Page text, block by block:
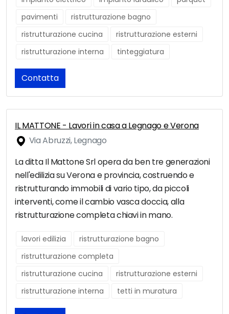
pavimenti
ristrutturazione bagno
ristrutturazione cucina
ristrutturazione esterni
ristrutturazione interna
tinteggiatura
Contatta
IL MATTONE - Lavori in casa a Legnago e Verona
Via Abruzzi, Legnago
La ditta Il Mattone Srl opera da ben tre generazioni
nell'edilizia su Verona e provincia, costruendo e
ristrutturando immobili di vario tipo, da piccoli
interventi, come il cambio vasca doccia, alla
ristrutturazione completa chiavi in mano.
lavori edilizia
ristrutturazione bagno
ristrutturazione completa
ristrutturazione cucina
ristrutturazione esterni
ristrutturazione interna
tetti in muratura